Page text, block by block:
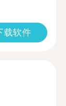
载软件